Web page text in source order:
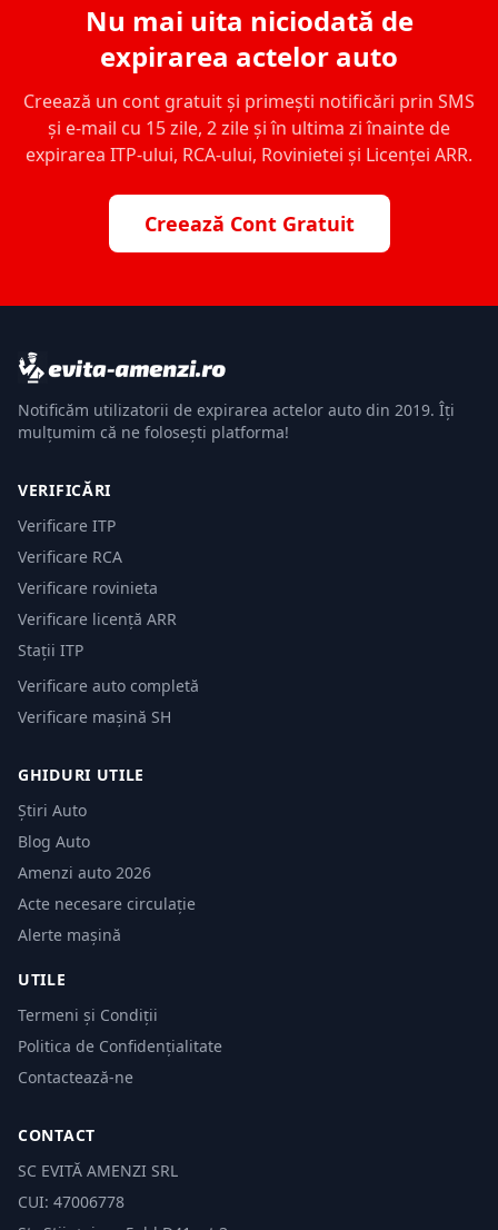
Nu mai uita niciodată de
expirarea actelor auto
Creează un cont gratuit și primești notificări prin SMS
și e-mail cu 15 zile, 2 zile și în ultima zi înainte de
expirarea ITP-ului, RCA-ului, Rovinietei și Licenței ARR.
Creează Cont Gratuit
Notificăm utilizatorii de expirarea actelor auto din 2019. Îți
mulțumim că ne folosești platforma!
VERIFICĂRI
Verificare ITP
Verificare RCA
Verificare rovinieta
Verificare licență ARR
Stații ITP
Verificare auto completă
Verificare mașină SH
GHIDURI UTILE
Știri Auto
Blog Auto
Amenzi auto 2026
Acte necesare circulație
Alerte mașină
UTILE
Termeni și Condiții
Politica de Confidențialitate
Contactează-ne
CONTACT
SC EVITĂ AMENZI SRL
CUI: 47006778